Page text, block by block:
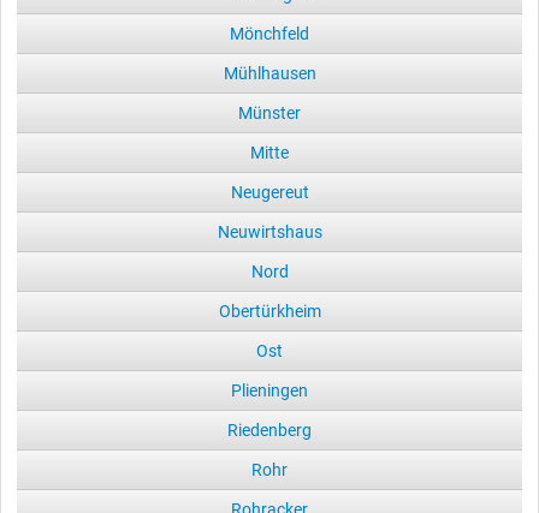
Mönchfeld
Mühlhausen
Münster
Mitte
Neugereut
Neuwirtshaus
Nord
Obertürkheim
Ost
Plieningen
Riedenberg
Rohr
Rohracker